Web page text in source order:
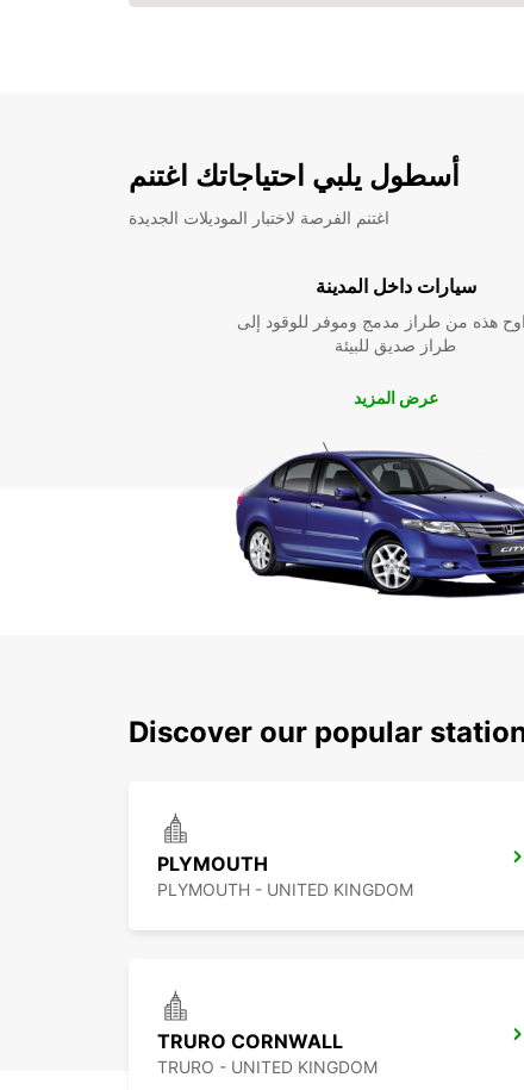
أسطول يلبي احتياجاتك اغتنم
اغتنم الفرصة لاختبار الموديلات الجديدة
سيارات داخل المدينة
هذه من طراز مدمج وموفر للوقود إلى
طراز صديق للبيئة
عرض المزيد
Discover our popular
PLYMOUTH
PLYMOUTH - UNITED KINGDOM
TRURO CORNWALL
TRURO - UNITED KINGDOM